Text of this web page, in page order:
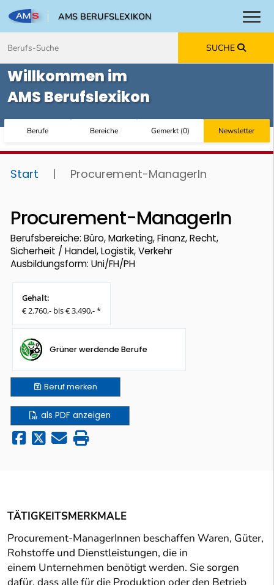
AMS BERUFSLEXIKON
SUCHE
Willkommen im
AMS Berufslexikon
Berufe Bereiche Gemerkt(0) Newsletter
Start | Procurement-ManagerIn
Procurement-ManagerIn
Berufsbereiche: Büro, Marketing, Finanz, Recht,
Sicherheit / Handel, Logistik, Verkehr
Ausbildungsform: Uni/FH/PH
Gehalt:
€ 2.760,- bis € 3.490,- *
Grüner werdende Berufe
Berufmerken
als PDF anzeigen
TÄTIGKEITSMERKMALE
Procurement-ManagerInnen beschaffen Waren, Güter,
Rohstoffe und Dienstleistungen, die in
einem Unternehmen benötigt werden. Sie sorgen